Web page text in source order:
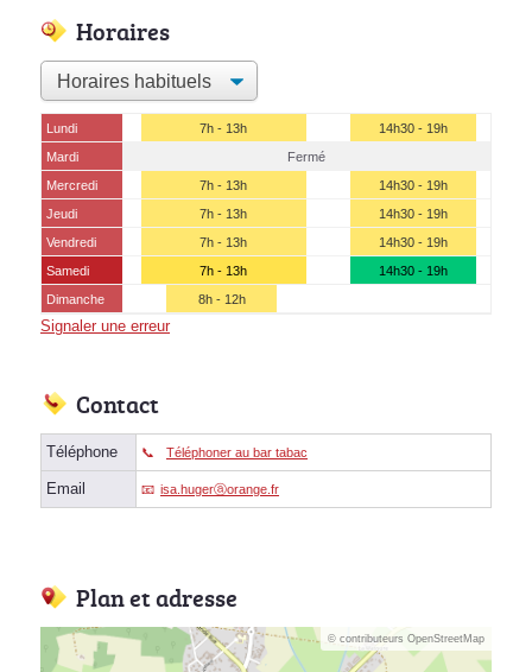
Horaires
Lundi 7h - 13h
14h30 - 19h
Mardi
Fermé
Mercredi
7h - 13h
14h30 - 19h
Jeudi
7h - 13h
14h30 - 19h
Vendredi
7h - 13h
14h30 - 19h
Samedi
7h - 13h
14h30 - 19h
Dimanche
8h - 12h
Signaler une erreur
Contact
Téléphone Téléphoner au bar tabac
Email isa.hugerⓐorange.fr
Plan et adresse
© contributeurs OpenStreetMap